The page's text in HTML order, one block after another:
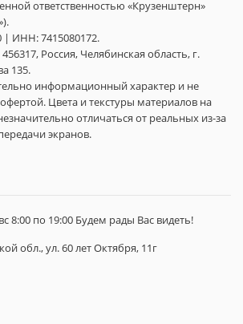
ответственностью «Крузенштерн»
| ИНН: 7415080172.
Россия, Челябинская область, г.
135.
информационный характер и не
Цвета и текстуры материалов на
отличаться от реальных из-за
экранов.
8:00 по 19:00 Будем рады Вас видеть!
обл., ул. 60 лет Октября, 11г